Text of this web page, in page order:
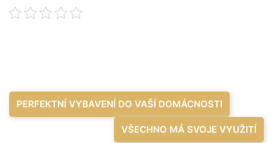
Navigace
pro
PERFEKTNÍ VYBAVENÍ DO VAŠÍ DOMÁCNOSTI
VŠECHNO MÁ SVOJE VYUŽITÍ